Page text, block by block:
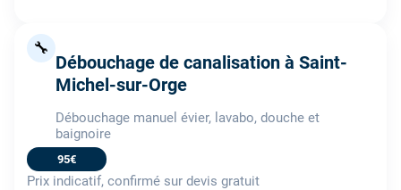
🔧
Débouchage de canalisation à Saint-
Michel-sur-Orge
Débouchage manuel évier, lavabo, douche et
baignoire
95€
Prix indicatif, confirmé sur devis gratuit